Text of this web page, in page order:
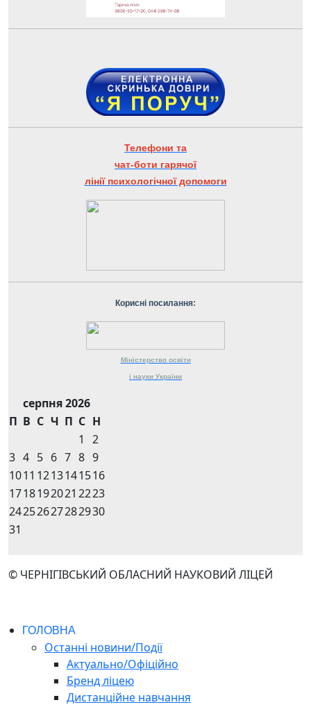
Телефони та
чат-боти гарячої
лінії психологічної допомоги
Корисні посилання:
Міністерство освіти
і науки України
серпня 2026
П В С Ч П С Н
1
2
3 4 5 6 7 8 9
1011 1213141516
1718192021 2223
24252627282930
31
© ЧЕРНІГІВСЬКИЙ ОБЛАСНИЙ НАУКОВИЙ ЛІЦЕЙ
ГОЛОВНА
Останні новини/Події
Актуально/Офіційно
Бренд ліцею
Дистанційне навчання